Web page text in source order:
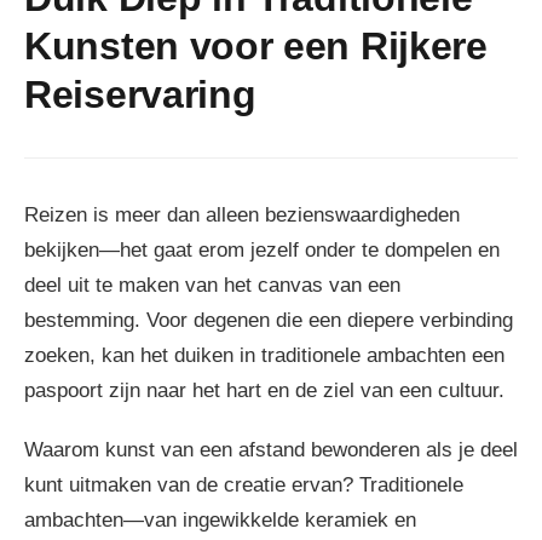
Kunsten voor een Rijkere
Reiservaring
Reizen is meer dan alleen bezienswaardigheden
bekijken—het gaat erom jezelf onder te dompelen en
deel uit te maken van het canvas van een
bestemming. Voor degenen die een diepere verbinding
zoeken, kan het duiken in traditionele ambachten een
paspoort zijn naar het hart en de ziel van een cultuur.
Waarom kunst van een afstand bewonderen als je deel
kunt uitmaken van de creatie ervan? Traditionele
ambachten—van ingewikkelde keramiek en